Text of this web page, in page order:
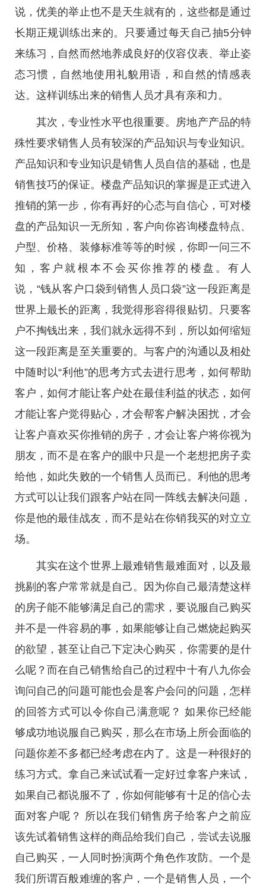
说，优美的举止也不是天生就有的，这些都是通过
长期正规训练出来的。只要通过每天自己抽5分钟
来练习，自然而然地养成良好的仪容仪表、举止姿
态习惯，自然地使用礼貌用语，和自然的情感表
达。这样训练出来的销售人员才具有亲和力。
其次，专业性水平也很重要。房地产产品的特
殊性要求销售人员有较深的产品知识与专业知识。
产品知识和专业知识是销售人员自信的基础，也是
销售技巧的保证。楼盘产品知识的掌握是正式进入
推销的第一步，你有再好的心态与自信心，可对楼
盘的产品知识一无所知，客户向你咨询楼盘特点、
户型、价格、装修标准等等的时候，你即一问三不
知，客户就根本不会买你推荐的楼盘。有人
说，“钱从客户口袋到销售人员口袋”这一段距离是
世界上最长的距离，我觉得形容得很贴切。只要客
户不掏钱出来，我们就永远得不到，所以如何缩短
这一段距离是至关重要的。与客户的沟通以及相处
中随时以“利他”的思考方式去进行思考，如何帮助
客户，如何才能让客户处在最佳利益的状态，如何
才能让客户觉得贴心，才会帮客户解决困扰，才会
让客户喜欢买你推销的房子，才会让客户将你视为
朋友，而不是在客户的眼中只是一个老想把房子卖
给他，如此失败的一个销售人员而已。利他的思考
方式可以让我们跟客户站在同一阵线去解决问题，
你是他的最佳战友，而不是站在你销我买的对立立
场。
其实在这个世界上最难销售最难面对，以及最
挑剔的客户常常就是自己。因为你自己最清楚这样
的房子能不能够满足自己的需求，要说服自己购买
并不是一件容易的事，如果能够让自己燃烧起购买
的欲望，甚至让自己下定决心购买，你需要的是什
么呢？而在自己销售给自己的过程中十有八九你会
询问自己的问题可能也会是客户会问的问题，怎样
的回答方式可以令你自己满意呢？ 如果你已经能
够成功地说服自己购买，那么在市场上所会面临的
问题你差不多都已经考虑在内了。这是一种很好的
练习方式。拿自己来试试看一定好过拿客户来试，
如果自己都说服不了，你如何能够有十足的信心去
面对客户呢？ 所以在我们销售房子给客户之前应
该先试着销售这样的商品给我们自己，尝试去说服
自己购买，一人同时扮演两个角色作攻防。一个是
我们所谓百般难缠的客户，一个是销售人员，一个